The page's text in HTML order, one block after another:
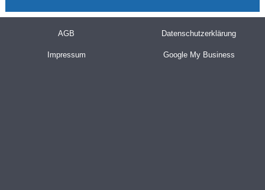
AGB Datenschutzerklärung
Impressum Google My Business